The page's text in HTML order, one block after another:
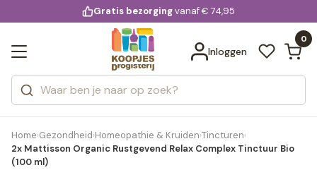
voor 20:00 uur besteld
Gratis bezorgingvanaf € 74,95
Inloggen
0
Zoeken
Categorieën
Merken
Bekijk alle resultaten
Home›Gezondheid›Homeopathie & Kruiden›Tincturen›
2x Mattisson Organic Rustgevend Relax Complex Tinctuur Bio
(100 ml)